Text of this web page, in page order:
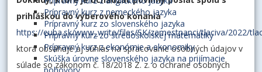
Prípravný kurz z nemeckého jazyka
Prípravný kurz zo slovenského jazyka
Prípravný kurz zo stredoškolskej matematiky
Prípravný kurz z ekonómie a ekonomiky
Skúška úrovne slovenského jazyka na prijímacie
prihláškou do výberového konania
https://euba.sk/www_write/files/SK/zamestnanci/tlaciva/2022/
ktorá obsahuje aj súhlas na spracovanie osobných údajov v
súlade so zákonom č. 18/2018 Z. z. o ochrane osobných